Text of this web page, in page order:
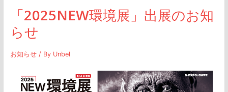
「2025NEW環境展」出展のお知
らせ
お知らせ/ By Unbel